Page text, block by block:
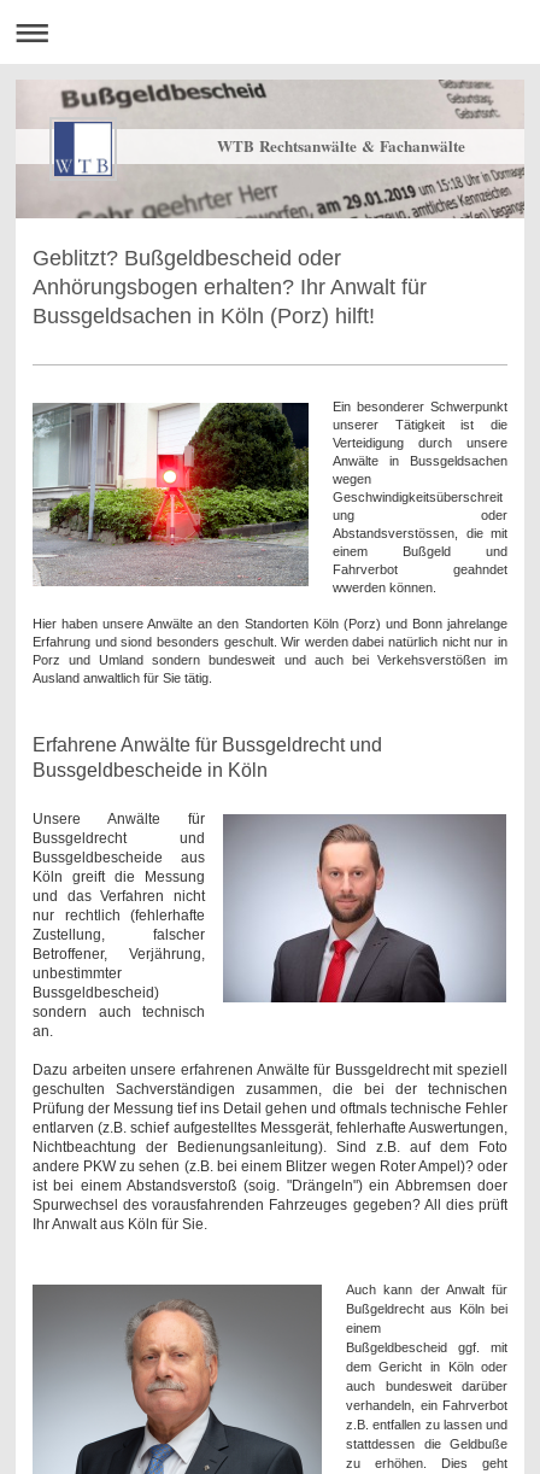
WTB Rechtsanwälte & Fachanwälte
Geblitzt? Bußgeldbescheid oder
Anhörungsbogen erhalten? Ihr Anwalt für
Bussgeldsachen in Köln (Porz) hilft!
Ein besonderer Schwerpunkt
unserer Tätigkeit ist die
Verteidigung durch unsere
Anwälte in Bussgeldsachen
wegen
Geschwindigkeitsüberschreit
ung oder
Abstandsverstössen, die mit
einem Bußgeld und
Fahrverbot geahndet
wwerden können.
Hier haben unsere Anwälte an den Standorten Köln (Porz) und Bonn jahrelange
Erfahrung und siond besonders geschult. Wir werden dabei natürlich nicht nur in
Porz und Umland sondern bundesweit und auch bei Verkehsverstößen im
Ausland anwaltlich für Sie tätig.
Erfahrene Anwälte für Bussgeldrecht und
Bussgeldbescheide in Köln
Unsere Anwälte für
Bussgeldrecht und
Bussgeldbescheide aus
Köln greift die Messung
und das Verfahren nicht
nur rechtlich (fehlerhafte
Zustellung, falscher
Betroffener, Verjährung,
unbestimmter
Bussgeldbescheid)
sondern auch technisch
an.
Dazu arbeiten unsere erfahrenen Anwälte für Bussgeldrecht mit speziell
geschulten Sachverständigen zusammen, die bei der technischen
Prüfung der Messung tief ins Detail gehen und oftmals technische Fehler
entlarven (z.B. schief aufgestelltes Messgerät, fehlerhafte Auswertungen,
Nichtbeachtung der Bedienungsanleitung). Sind z.B. auf dem Foto
andere PKW zu sehen (z.B. bei einem Blitzer wegen Roter Ampel)? oder
ist bei einem Abstandsverstoß (soig. "Drängeln") ein Abbremsen doer
Spurwechsel des vorausfahrenden Fahrzeuges gegeben? All dies prüft
Ihr Anwalt aus Köln für Sie.
Auch kann der Anwalt für
Bußgeldrecht aus Köln bei
einem
Bußgeldbescheid ggf. mit
dem Gericht in Köln oder
auch bundesweit darüber
verhandeln, ein Fahrverbot
z.B. entfallen zu lassen und
stattdessen die Geldbuße
zu erhöhen. Dies geht